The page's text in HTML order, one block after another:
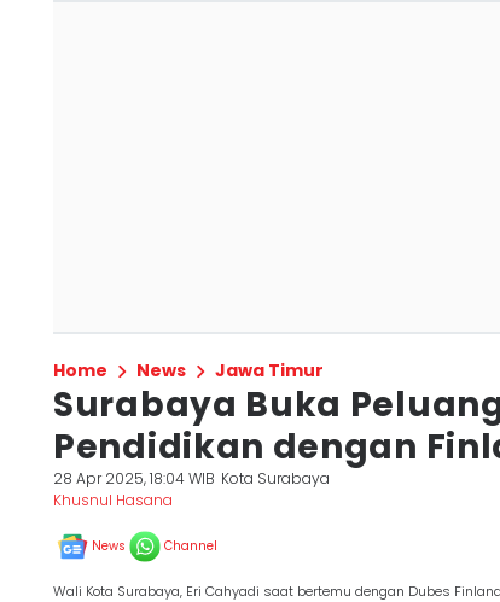
Home News Jawa Timur
Surabaya Buka
Pendidikan dengan
28 Apr 2025, 18:04 WIB Kota Surabaya
Khusnul Hasana
News Channel
Wali Kota Surabaya, Eri Cahyadi saat bertemu dengan Dubes